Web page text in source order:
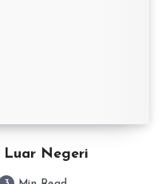
Luar Negeri